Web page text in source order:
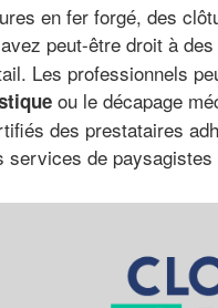
en fer forgé, des
peut-être droit à
Les professionnels
ou le décapage
des prestataires
de